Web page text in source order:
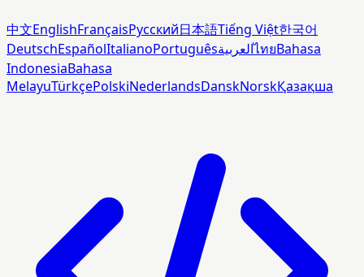
中文EnglishFrançaisРусский日本語Tiếng Việt한국어
DeutschEspañolItalianoPortuguêsالعربيةไทยBahasa
IndonesiaBahasa
MelayuTürkçePolskiNederlandsDanskNorskҚазақша